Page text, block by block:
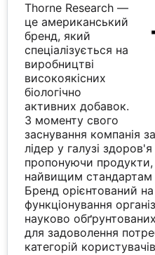
Thorne Research —
це американський
бренд, який
спеціалізується на
виробництві
високоякісних
біологічно
активних добавок.
З моменту свого
заснування компанія
лідер у галузі
пропонуючи продукти,
найвищим стандартам
Бренд орієнтований
функціонування
науково
для задоволення
категорій